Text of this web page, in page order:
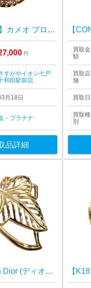
【K18 (金)】カメオ ブローチ
円
すがやイオン七戸
和田駅前店
月18日
・プラチナ
品詳細
買取金
額
買取店
舗
買取日
買取種
別
【Christian Dior (ディオール)】ヴィンテージ リーフ ブローチ